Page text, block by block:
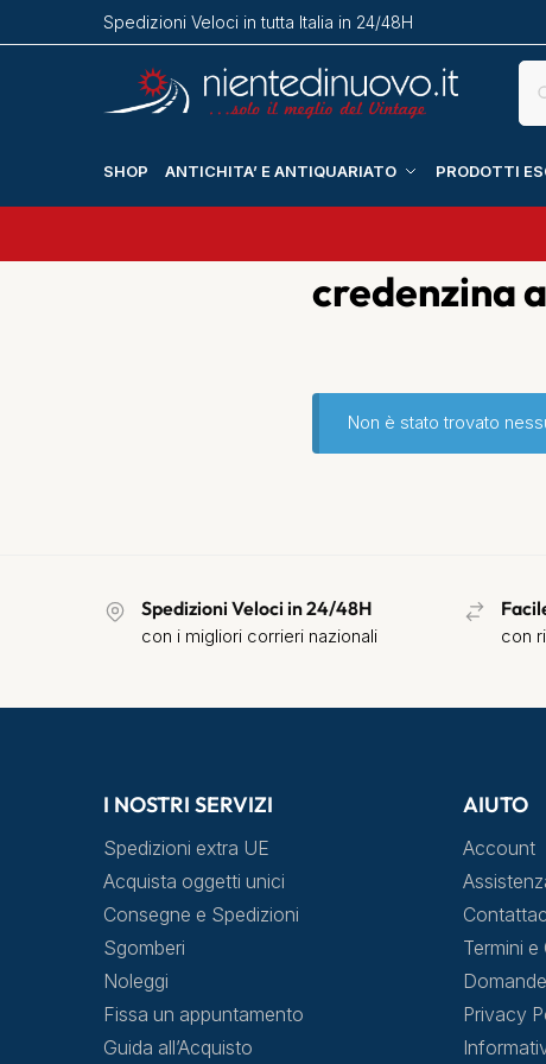
Spedizioni Veloci in tutta Italia in 24/48H
SHOP ANTICHITA’ E ANTIQUARIATO PRODOTTI
credenzina
Non è stato trovato
Spedizioni Veloci in 24/48H
con i migliori corrieri nazionali con
I NOSTRI SERVIZI
Spedizioni extra UE
Acquista oggetti unici
Consegne e Spedizioni
Sgomberi
Noleggi
Fissa un appuntamento
Guida all’Acquisto
AIUTO
Account
Termini e
Privacy